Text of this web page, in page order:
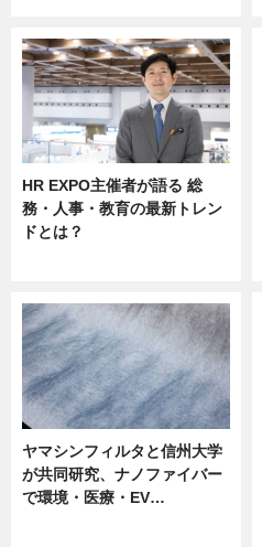
HR EXPO主催者が語る 総
務・人事・教育の最新トレン
ドとは？
ヤマシンフィルタと信州大学
が共同研究、ナノファイバー
で環境・医療・EV…